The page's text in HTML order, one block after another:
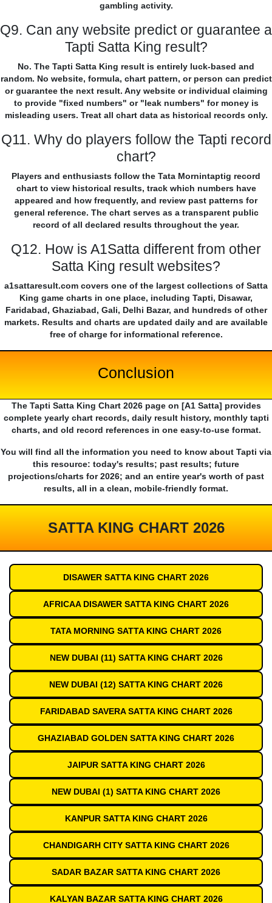
gambling activity.
Q9. Can any website predict or guarantee a
Tapti Satta King result?
No. The Tapti Satta King result is entirely luck-based and
random. No website, formula, chart pattern, or person can predict
or guarantee the next result. Any website or individual claiming
to provide "fixed numbers" or "leak numbers" for money is
misleading users. Treat all chart data as historical records only.
Q11. Why do players follow the Tapti record
chart?
Players and enthusiasts follow the Tata Mornintaptig record
chart to view historical results, track which numbers have
appeared and how frequently, and review past patterns for
general reference. The chart serves as a transparent public
record of all declared results throughout the year.
Q12. How is A1Satta different from other
Satta King result websites?
a1sattaresult.com covers one of the largest collections of Satta
King game charts in one place, including Tapti, Disawar,
Faridabad, Ghaziabad, Gali, Delhi Bazar, and hundreds of other
markets. Results and charts are updated daily and are available
free of charge for informational reference.
Conclusion
The Tapti Satta King Chart 2026 page on [A1 Satta] provides
complete yearly chart records, daily result history, monthly tapti
charts, and old record references in one easy-to-use format.
You will find all the information you need to know about Tapti via
this resource: today's results; past results; future
projections/charts for 2026; and an entire year's worth of past
results, all in a clean, mobile-friendly format.
SATTA KING CHART 2026
DISAWER SATTA KING CHART 2026
AFRICAA DISAWER SATTA KING CHART 2026
TATA MORNING SATTA KING CHART 2026
NEW DUBAI (11) SATTA KING CHART 2026
NEW DUBAI (12) SATTA KING CHART 2026
FARIDABAD SAVERA SATTA KING CHART 2026
GHAZIABAD GOLDEN SATTA KING CHART 2026
JAIPUR SATTA KING CHART 2026
NEW DUBAI (1) SATTA KING CHART 2026
KANPUR SATTA KING CHART 2026
CHANDIGARH CITY SATTA KING CHART 2026
SADAR BAZAR SATTA KING CHART 2026
KALYAN BAZAR SATTA KING CHART 2026